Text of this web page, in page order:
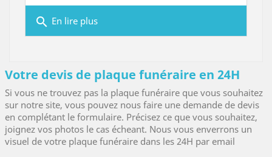
search En lire plus
Votre devis de plaque funéraire en 24H
Si vous ne trouvez pas la plaque funéraire que vous souhaitez
sur notre site, vous pouvez nous faire une demande de devis
en complétant le formulaire. Précisez ce que vous souhaitez,
joignez vos photos le cas écheant. Nous vous enverrons un
visuel de votre plaque funéraire dans les 24H par email